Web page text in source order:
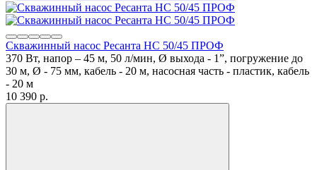
Скважинный насос Ресанта НС 50/45 ПРОФ
370 Вт, напор – 45 м, 50 л/мин, Ø выхода - 1”, погружение до
30 м, Ø - 75 мм, кабель - 20 м, насосная часть - пластик, кабель
- 20 м
10 390 p.